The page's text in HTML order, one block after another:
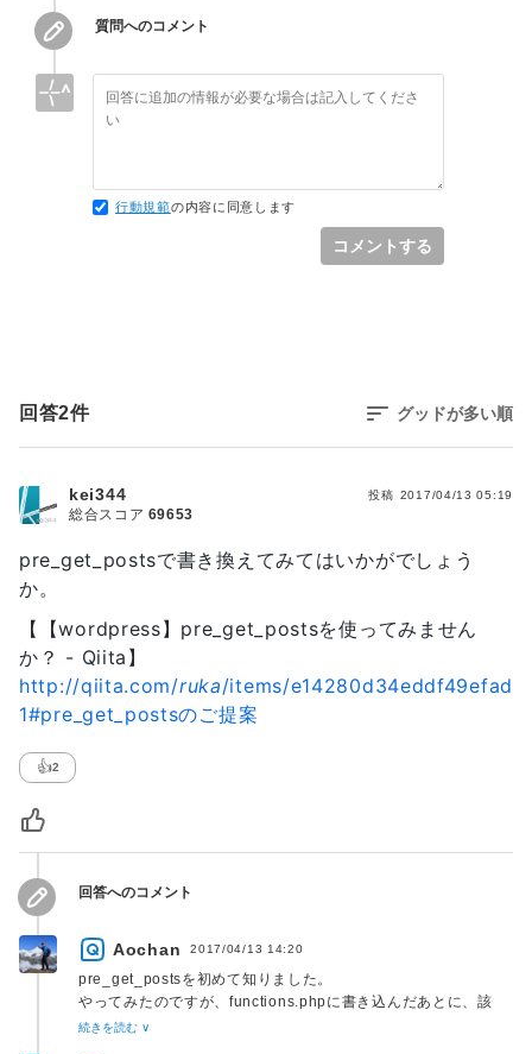
WP_Query($args);
				if ( $the_query->have_posts()
) :
				 while ( $the_query-
>have_posts() ) : $the_query->the_post();
                    <iframe
src="https://www.youtube.com/embed/<?php
the_field('media_youtube'); ?>"
                        <?php
                        $big = 999999999;
// need an unlikely integer
                        echo
paginate_links( array(
                            'base' =>
str_replace( $big, '%#%', esc_url(
get_pagenum_link( $big ) ) ),
                            'format' => '?
paged=%#%',
	                        'prev_next' =>
False,
                            'current' =>
max( 1, get_query_var('paged') ),
                            'total' =>
                        ) );
                        ?>
				 </div>
				<?php wp_reset_postdata();
質問へのコメント
行動規範の内容に同意します
コメントする
回答2件 グッドが多い順
pre_get_postsで書き換えてみてはいかがでしょう
か。
【【wordpress】pre_get_postsを使ってみません
か？ - Qiita】
http://qiita.com/ruka/items/e14280d34eddf49efad
1#pre_get_postsのご提案
投稿 2017/04/13 05:19
kei344
総合スコア 69653
👍2
回答へのコメント
Aochan 2017/04/13 14:20
pre_get_postsを初めて知りました。
やってみたのですが、functions.phpに書き込んだあとに、該
当ページのループのphpをどう書き換えればpre_get_postsで
続きを読む ∨